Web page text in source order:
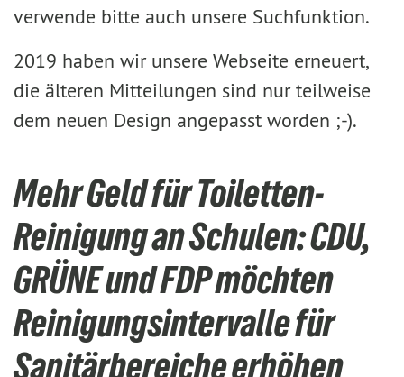
verwende bitte auch unsere Suchfunktion.
2019 haben wir unsere Webseite erneuert,
die älteren Mitteilungen sind nur teilweise
dem neuen Design angepasst worden ;-).
Mehr Geld für Toiletten-
Reinigung an Schulen: CDU,
GRÜNE und FDP möchten
Reinigungsintervalle für
Sanitärbereiche erhöhen